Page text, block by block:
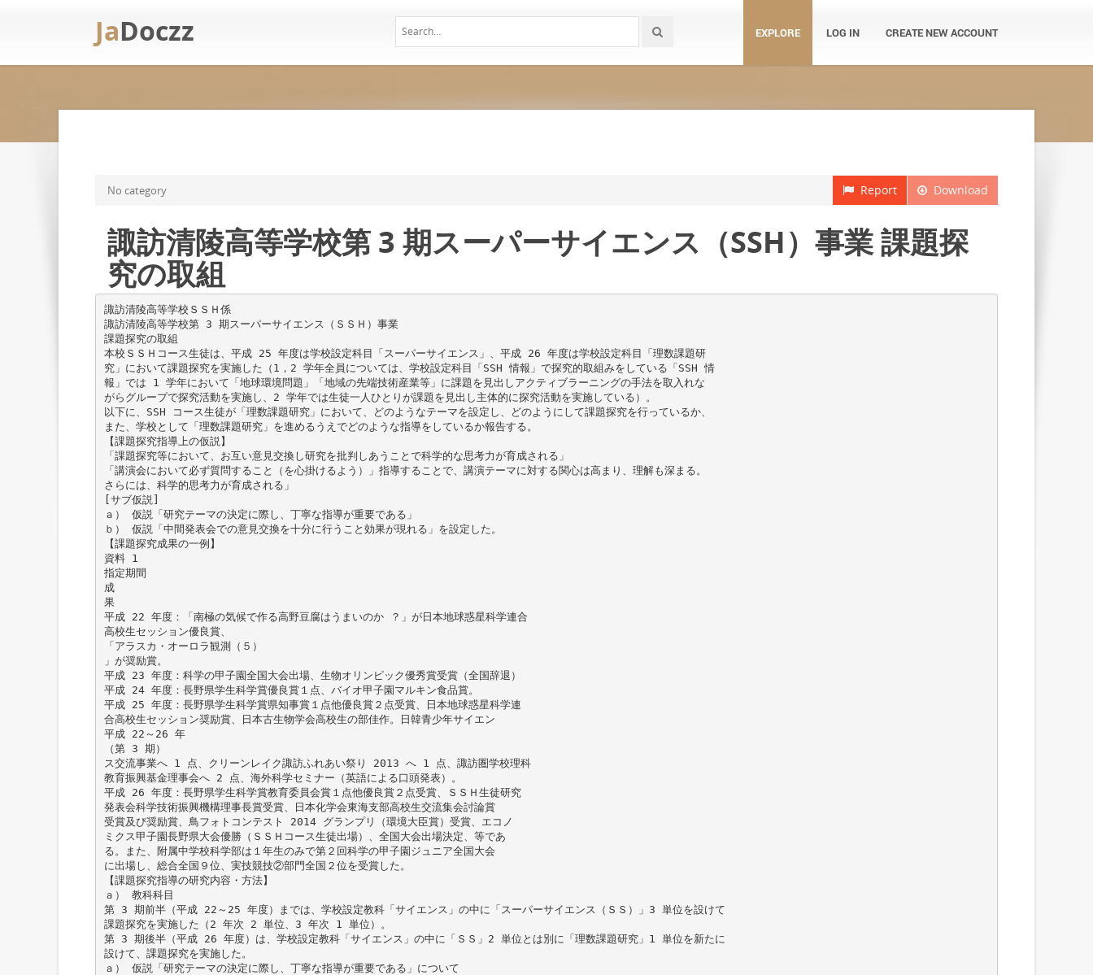
JaDoczz EXPLORE LOG IN CREATE NEW ACCOUNT
Download
Report
No category
諏訪清陵高等学校第 3 期スーパーサイエンス（SSH）事業 課題探
究の取組
諏訪清陵高等学校ＳＳＨ係
諏訪清陵高等学校第 3 期スーパーサイエンス（ＳＳＨ）事業
課題探究の取組
本校ＳＳＨコース生徒は、平成 25 年度は学校設定科目「スーパーサイエンス」、平成 26 年度は学校設定科目「理数課題研
究」において課題探究を実施した（1，2 学年全員については、学校設定科目「SSH 情報」で探究的取組みをしている「SSH 情
報」では 1 学年において「地球環境問題」「地域の先端技術産業等」に課題を見出しアクティブラーニングの手法を取入れな
がらグループで探究活動を実施し、2 学年では生徒一人ひとりが課題を見出し主体的に探究活動を実施している）。
以下に、SSH コース生徒が「理数課題研究」において、どのようなテーマを設定し、どのようにして課題探究を行っているか、
また、学校として「理数課題研究」を進めるうえでどのような指導をしているか報告する。
【課題探究指導上の仮説】
「課題探究等において、お互い意見交換し研究を批判しあうことで科学的な思考力が育成される」
「講演会において必ず質問すること（を心掛けるよう）」指導することで、講演テーマに対する関心は高まり、理解も深まる。
さらには、科学的思考力が育成される」
[サブ仮説]
ａ） 仮説「研究テーマの決定に際し、丁寧な指導が重要である」
ｂ） 仮説「中間発表会での意見交換を十分に行うこと効果が現れる」を設定した。
【課題探究成果の一例】
資料 1
指定期間
成
果
平成 22 年度：「南極の気候で作る高野豆腐はうまいのか ？」が日本地球惑星科学連合
高校生セッション優良賞、
「アラスカ・オーロラ観測（５）
」が奨励賞。
平成 23 年度：科学の甲子園全国大会出場、生物オリンピック優秀賞受賞（全国辞退）
平成 24 年度：長野県学生科学賞優良賞１点、バイオ甲子園マルキン食品賞。
平成 25 年度：長野県学生科学賞県知事賞１点他優良賞２点受賞、日本地球惑星科学連
合高校生セッション奨励賞、日本古生物学会高校生の部佳作。日韓青少年サイエン
平成 22～26 年
（第 3 期）
ス交流事業へ 1 点、クリーンレイク諏訪ふれあい祭り 2013 へ 1 点、諏訪圏学校理科
教育振興基金理事会へ 2 点、海外科学セミナー（英語による口頭発表）。
平成 26 年度：長野県学生科学賞教育委員会賞１点他優良賞２点受賞、ＳＳＨ生徒研究
発表会科学技術振興機構理事長賞受賞、日本化学会東海支部高校生交流集会討論賞
受賞及び奨励賞、鳥フォトコンテスト 2014 グランプリ（環境大臣賞）受賞、エコノ
ミクス甲子園長野県大会優勝（ＳＳＨコース生徒出場）、全国大会出場決定、等であ
る。また、附属中学校科学部は１年生のみで第２回科学の甲子園ジュニア全国大会
に出場し、総合全国９位、実技競技②部門全国２位を受賞した。
【課題探究指導の研究内容・方法】
ａ） 教科科目
第 3 期前半（平成 22～25 年度）までは、学校設定教科「サイエンス」の中に「スーパーサイエンス（ＳＳ）」3 単位を設けて
課題探究を実施した（2 年次 2 単位、3 年次 1 単位）。
第 3 期後半（平成 26 年度）は、学校設定教科「サイエンス」の中に「ＳＳ」2 単位とは別に「理数課題研究」1 単位を新たに
設けて、課題探究を実施した。
ａ） 仮説「研究テーマの決定に際し、丁寧な指導が重要である」について